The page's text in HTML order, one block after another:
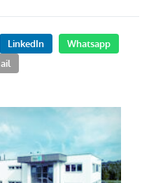
LinkedIn
Whatsapp